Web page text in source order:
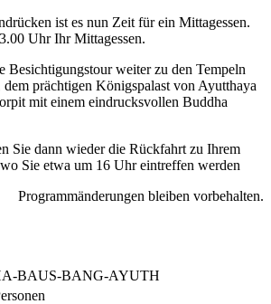
ist es nun Zeit für ein Mittagessen.
Uhr Ihr Mittagessen.
Besichtigungstour weiter zu den Tempeln
dem prächtigen Königspalast von Ayutthaya
mit einem eindrucksvollen Buddha
Sie dann wieder die Rückfahrt zu Ihrem
Sie etwa um 16 Uhr eintreffen werden
Programmänderungen bleiben vorbehalten.
BAUS-BANG-AYUTH